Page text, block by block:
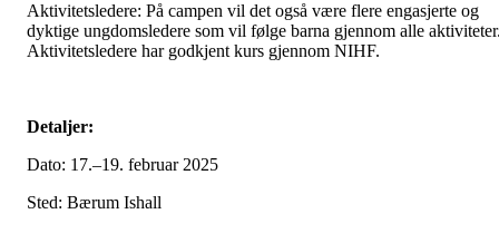
Aktivitetsledere: På campen vil det også være flere engasjerte og
dyktige ungdomsledere som vil følge barna gjennom alle
Aktivitetsledere har godkjent kurs gjennom NIHF.
Detaljer:
Dato: 17.–19. februar 2025
Sted: Bærum Ishall